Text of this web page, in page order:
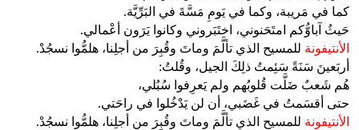
كما في مَريبة، وكما في يَومِ مَسَّةَ في البَرِّيَّة.
حَيثُ آباوُّكم امتَحَنوني، اختَبَروني وكانوا يَرَون أعْمالي.
الأنتيفونة للمسيح الذي تألَّمَ وماتَ وقُبِرَ من أجلِنا، هلمُّوا نسجُدْ.
أربَعينَ سَنَةً سَئِمتُ ذلِكَ الجيل، وقُلتُ:
هُم شَعبٌ ضَلَّت قُلوبُهم ولم يَعرِفوا سُبُلي،
حتى أقسَمتُ في غَضَبي، أن لن يَدْخُلوا في راحَتي.
الأنتيفونة للمسيح الذي تألَّمَ وماتَ وقُبِرَ من أجلِنا، هلمُّوا نسجُدْ.